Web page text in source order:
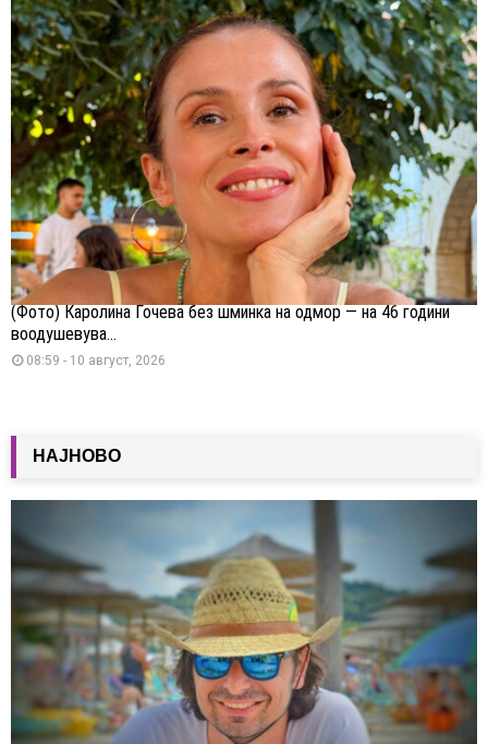
(Фото) Каролина Гочева без шминка на одмор — на 46 години
воодушевува...
08:59 - 10 август, 2026
НАЈНОВО